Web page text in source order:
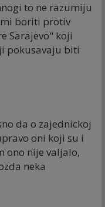
to ne razumiju
mi boriti protiv
Sarajevo" koji
pokusavaju biti
da o zajednickoj
oni koji su i
ono nije valjalo,
neka